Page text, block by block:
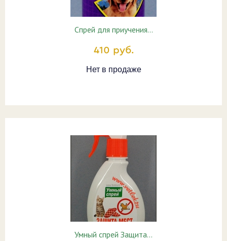
Спрей для приучения…
410 руб.
Нет в продаже
Умный спрей Защита…